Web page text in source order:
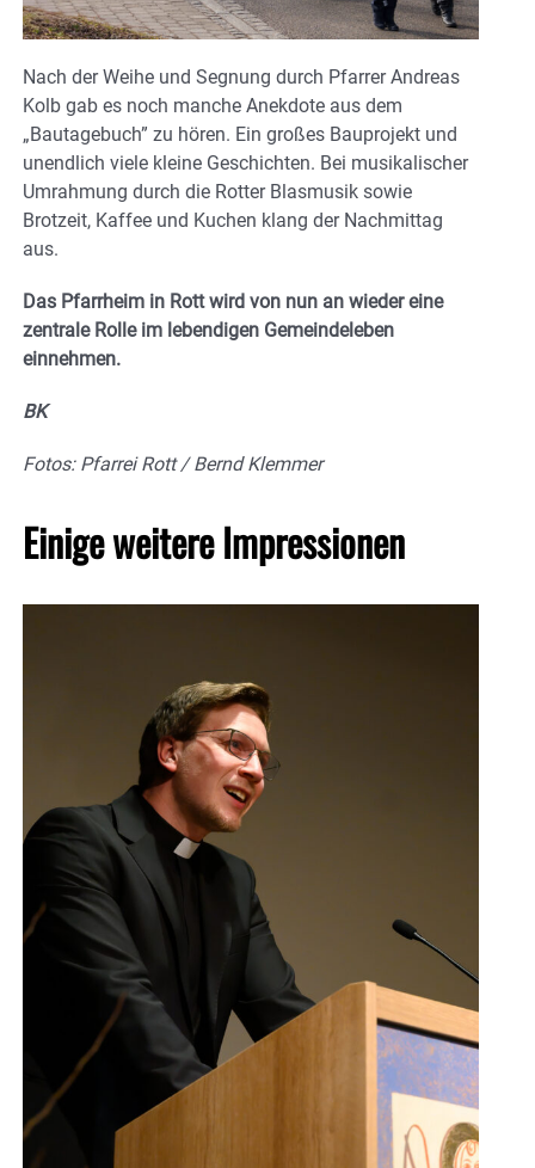
Nach der Weihe und Segnung durch Pfarrer Andreas
Kolb gab es noch manche Anekdote aus dem
„Bautagebuch” zu hören. Ein großes Bauprojekt und
unendlich viele kleine Geschichten. Bei musikalischer
Umrahmung durch die Rotter Blasmusik sowie
Brotzeit, Kaffee und Kuchen klang der Nachmittag
aus.
Das Pfarrheim in Rott wird von nun an wieder eine
zentrale Rolle im lebendigen Gemeindeleben
einnehmen.
BK
Fotos: Pfarrei Rott / Bernd Klemmer
Einige weitere Impressionen